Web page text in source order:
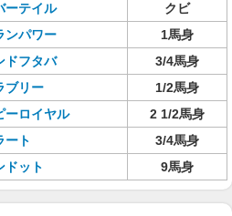
ーテイル
クビ
ンパワー
1馬身
ドフタバ
3/4馬身
ブリー
1/2馬身
ーロイヤル
2 1/2馬身
ート
3/4馬身
ドット 9馬身